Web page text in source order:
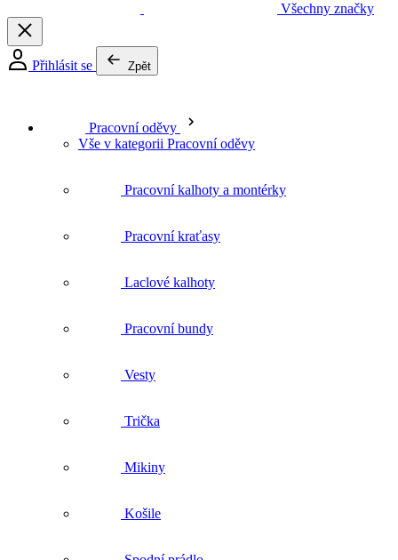
Všechny značky
Přihlásit se Zpět
Pracovní oděvy
Vše v kategorii Pracovní oděvy
Pracovní kalhoty a montérky
Pracovní kraťasy
Laclové kalhoty
Pracovní bundy
Vesty
Trička
Mikiny
Košile